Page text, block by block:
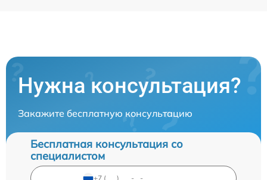
Нужна консультация?
Закажите бесплатную консультацию
Бесплатная консультация со
специалистом